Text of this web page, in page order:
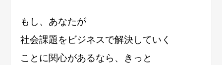
もし、あなたが
社会課題をビジネスで解決していく
ことに関心があるなら、きっと